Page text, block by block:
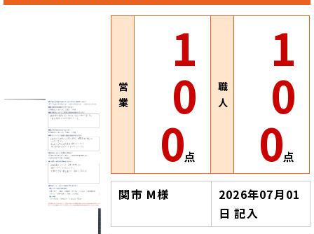
営
業
1
0
0点
職
人
1
0
0点
関市 M様
2026年07月01
日 記入